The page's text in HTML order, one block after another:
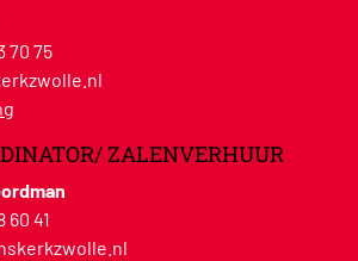
70 75
ZALENVERHUUR
60 41